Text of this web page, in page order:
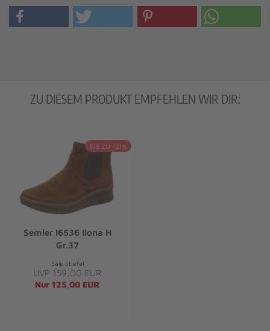
ZU DIESEM PRODUKT EMPFEHLEN WIR DIR:
BIS ZU -21%
Semler I6536 Ilona H
Gr.37
Sale Stiefel
UVP 159,00 EUR
Nur 125,00 EUR